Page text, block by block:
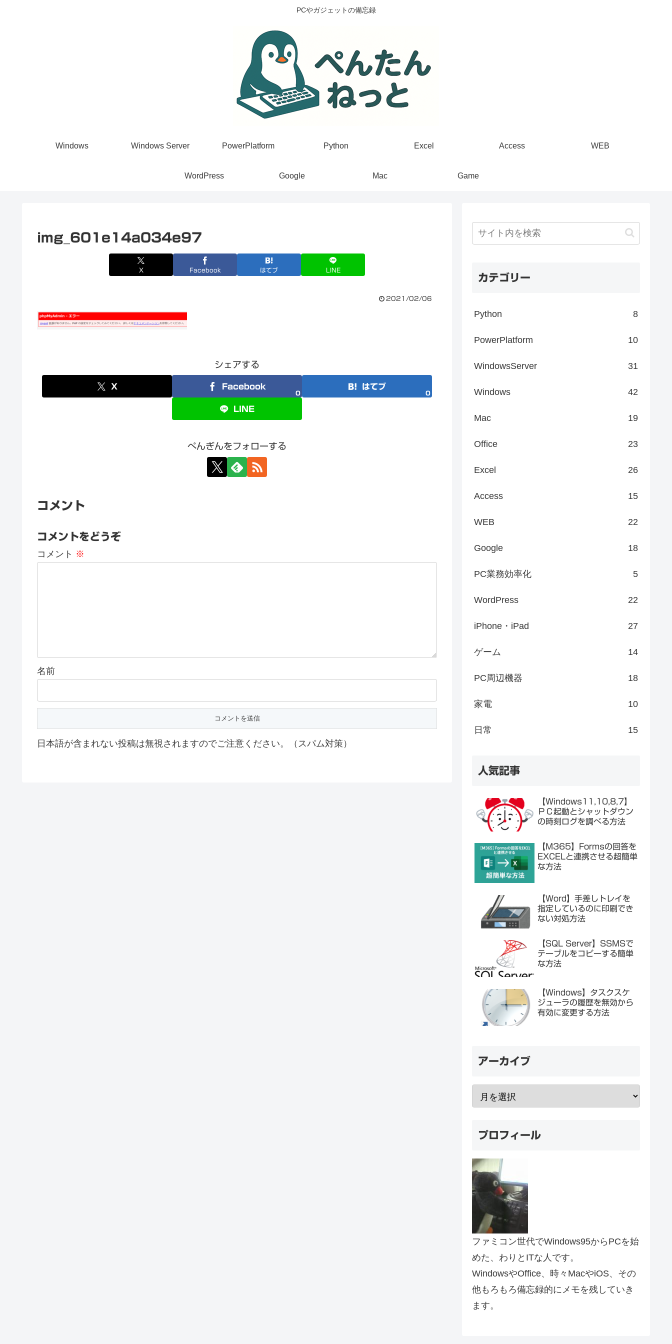
PCやガジェットの備忘録
Windows Windows Server PowerPlatform Python Excel Access WEB
WordPress Google Mac Game
img_601e14a034e97
X Facebook はてブ LINE
2021/02/06
シェアする
X Facebook
0
はてブ
0
LINE
ぺんぎんをフォローする
コメント
コメントをどうぞ
コメント ※
名前
日本語が含まれない投稿は無視されますのでご注意ください。（スパム対策）
カテゴリー
Python 8
PowerPlatform 10
WindowsServer 31
Windows 42
Mac 19
Office 23
Excel 26
Access 15
WEB 22
Google 18
PC業務効率化 5
WordPress 22
iPhone・iPad 27
ゲーム 14
PC周辺機器 18
家電 10
日常 15
人気記事
【Windows11,10,8,7】
ＰＣ起動とシャットダウン
の時刻ログを調べる方法
【M365】Formsの回答を
EXCELと連携させる超簡単
な方法
【Word】手差しトレイを
指定しているのに印刷でき
ない対処方法
【SQL Server】SSMSで
テーブルをコピーする簡単
な方法
【Windows】タスクスケ
ジューラの履歴を無効から
有効に変更する方法
アーカイブ
プロフィール
ファミコン世代でWindows95からPCを始
めた、わりとITな人です。
WindowsやOffice、時々MacやiOS、その
他もろもろ備忘録的にメモを残していき
ます。